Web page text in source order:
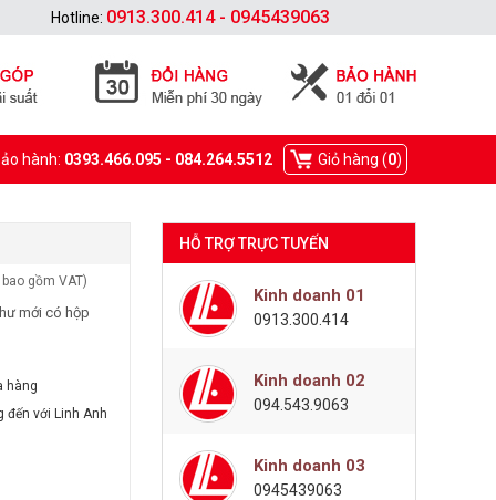
hành: 0393.466.095 - 084.264.5512 Giỏ hàng (0)
gồm VAT)
mới có hộp
hàng
đến với Linh Anh
HỖ TRỢ TRỰC TUYẾN
Kinh doanh 01
0913.300.414
Kinh doanh 02
094.543.9063
Kinh doanh 03
0945439063
Hotline: 0913.300.414 - 0945439063